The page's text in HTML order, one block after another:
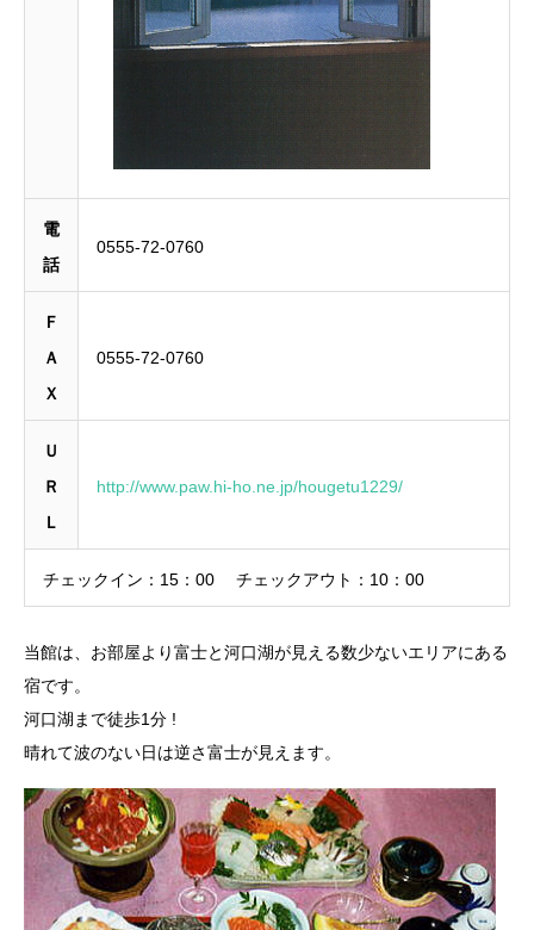
電
話
0555-72-0760
Ｆ
Ａ
Ｘ
0555-72-0760
Ｕ
Ｒ
Ｌ
http://www.paw.hi-ho.ne.jp/hougetu1229/
チェックイン： 15：00 チェックアウト： 10：00
当館は、お部屋より富士と河口湖が見える数少ないエリアにある
宿です。
河口湖まで徒歩1分 !
晴れて波のない日は逆さ富士が見えます。